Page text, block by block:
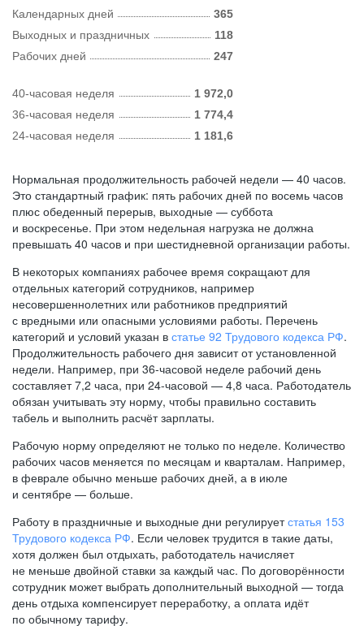
Календарных дней
365
Рабочих дней 247
Выходных и праздничных 118
40-часовая неделя
1 972,0
36-часовая неделя
1 774,4
24-часовая неделя
1 181,6
Нормальная продолжительность рабочей недели — 40 часов.
Это стандартный график: пять рабочих дней по восемь часов
плюс обеденный перерыв, выходные — суббота
и воскресенье. При этом недельная нагрузка не должна
превышать 40 часов и при шестидневной организации работы.
В некоторых компаниях рабочее время сокращают для
отдельных категорий сотрудников, например
несовершеннолетних или работников предприятий
с вредными или опасными условиями работы. Перечень
категорий и условий указан в статье 92 Трудового кодекса РФ.
Продолжительность рабочего дня зависит от установленной
недели. Например, при 36-часовой неделе рабочий день
составляет 7,2 часа, при 24-часовой — 4,8 часа. Работодатель
обязан учитывать эту норму, чтобы правильно составить
табель и выполнить расчёт зарплаты.
Рабочую норму определяют не только по неделе. Количество
рабочих часов меняется по месяцам и кварталам. Например,
в феврале обычно меньше рабочих дней, а в июле
и сентябре — больше.
Работу в праздничные и выходные дни регулируетстатья 153
Трудового кодекса РФ. Если человек трудится в такие даты,
хотя должен был отдыхать, работодатель начисляет
не меньше двойной ставки за каждый час. По договорённости
сотрудник может выбрать дополнительный выходной — тогда
день отдыха компенсирует переработку, а оплата идёт
по обычному тарифу.